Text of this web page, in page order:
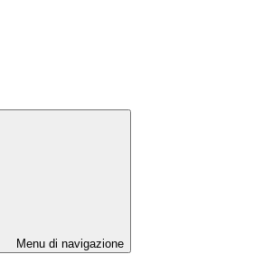
Menu di navigazione